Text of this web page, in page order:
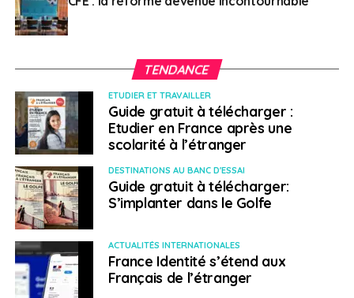
TENDANCE
ETUDIER ET TRAVAILLER
Guide gratuit à télécharger :
Etudier en France après une
scolarité à l’étranger
DESTINATIONS AU BANC D'ESSAI
Guide gratuit à télécharger:
S’implanter dans le Golfe
ACTUALITÉS INTERNATIONALES
France Identité s’étend aux
Français de l’étranger